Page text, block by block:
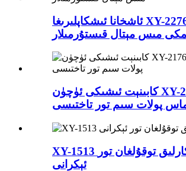
ئاشخانا ئىشكاپلىرىغا XY-2276GO
مىس مېتال قىستۇرمىلار
كابىنېت ئىشىكى ئۈچۈن XY-2176
پولات سىم تور تاختىسى
XY-1513 بىناكارلىق توقۇلغان تور
ئېكرانى